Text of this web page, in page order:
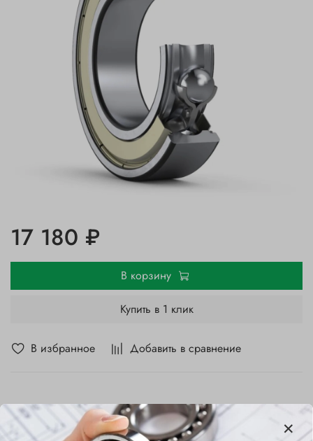
В избранное Добавить в сравнение
17 180 ₽
В корзину
Купить в 1 клик